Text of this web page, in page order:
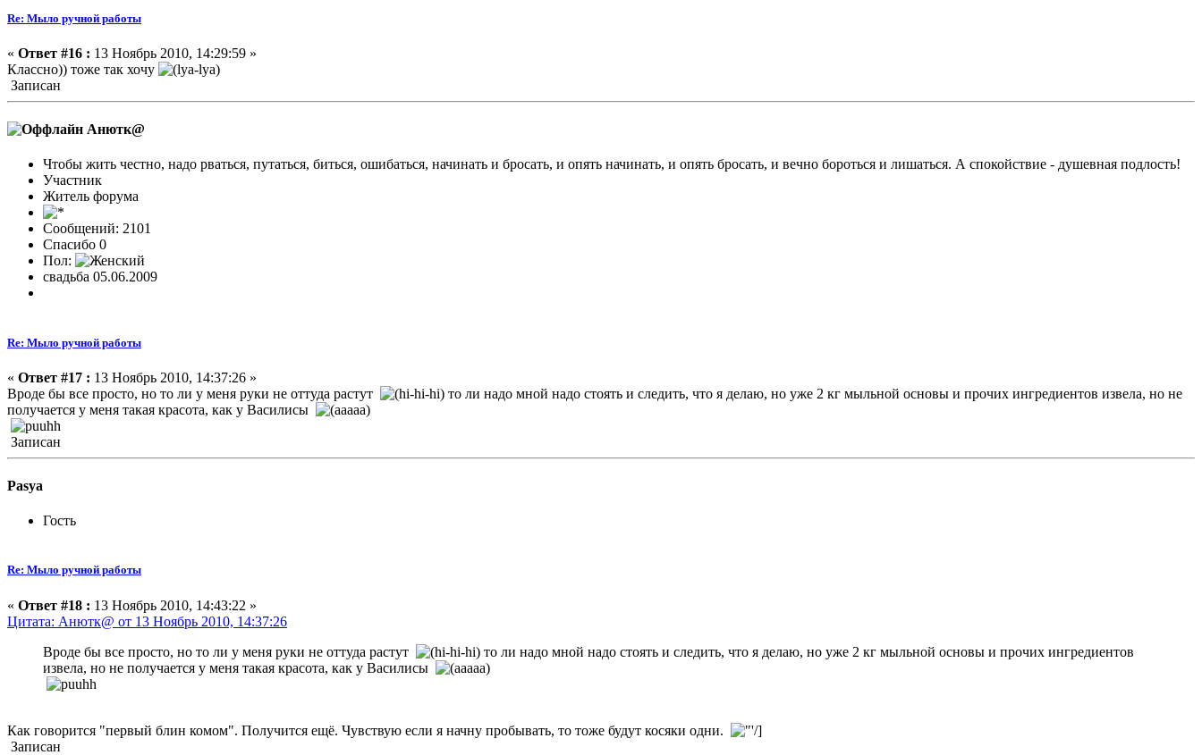
Re: Мыло ручной работы
« Ответ #16 : 13 Ноябрь 2010, 14:29:59 »
Классно)) тоже так хочу
Записан
Анютк@
Чтобы жить честно, надо рваться, путаться, биться, ошибаться, начинать и бросать, и опять начинать, и опять бросать, и вечно бороться и лишаться. А спокойствие - душевная подлость!
Участник
Житель форума
Сообщений: 2101
Спасибо 0
Пол:
свадьба 05.06.2009
Re: Мыло ручной работы
« Ответ #17 : 13 Ноябрь 2010, 14:37:26 »
Вроде бы все просто, но то ли у меня руки не оттуда растут
то ли надо мной надо стоять и следить, что я делаю, но уже 2 кг мыльной основы и прочих ингредиентов извела, но не
получается у меня такая красота, как у Василисы
Записан
Pasya
Гость
Re: Мыло ручной работы
« Ответ #18 : 13 Ноябрь 2010, 14:43:22 »
Цитата: Анютк@ от 13 Ноябрь 2010, 14:37:26
Вроде бы все просто, но то ли у меня руки не оттуда растут
то ли надо мной надо стоять и следить, что я делаю, но уже 2 кг мыльной основы и прочих ингредиентов
извела, но не получается у меня такая красота, как у Василисы
Как говорится "первый блин комом". Получится ещё. Чувствую если я начну пробывать, то тоже будут косяки одни.
Записан